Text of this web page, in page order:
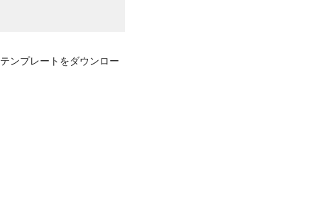
ンプレートをダウンロー